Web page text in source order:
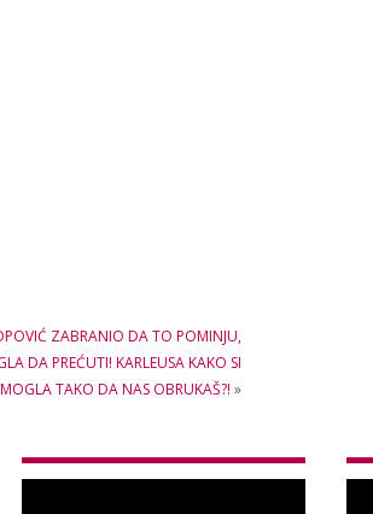
ZABRANIO DA TO POMINJU,
DA PREĆUTI! KARLEUSA KAKO SI
MOGLA TAKO DA NAS OBRUKAŠ?! »